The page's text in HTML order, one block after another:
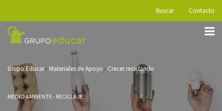
Buscar Contacto
Grupo Educar Materiales de Apoyo Crecer reciclando
MEDIO AMBIENTE- RECICLAJE